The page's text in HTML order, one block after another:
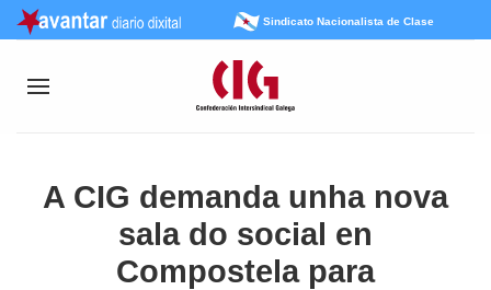
Sindicato Nacionalista de Clase
A CIG demanda unha nova
sala do social en
Compostela para